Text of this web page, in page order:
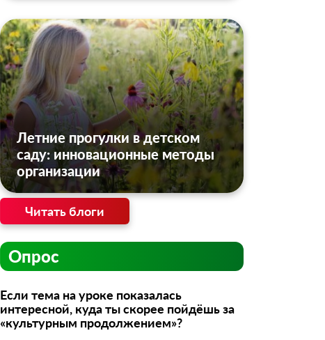
Летние прогулки в детском
саду: инновационные методы
организации
Читать блоги
Опрос
Если тема на уроке показалась
интересной, куда ты скорее пойдёшь за
«культурным продолжением»?